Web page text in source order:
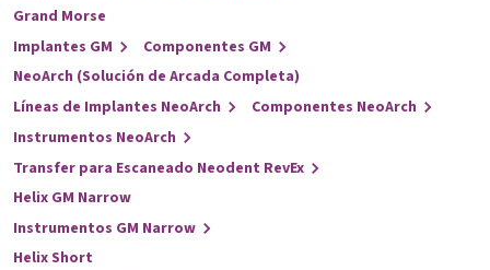
Grand Morse
Implantes GM
Componentes GM
NeoArch (Solución de Arcada Completa)
Líneas de Implantes NeoArch
Componentes NeoArch
Instrumentos NeoArch
Transfer para Escaneado Neodent RevEx
Helix GM Narrow
Instrumentos GM Narrow
Helix Short